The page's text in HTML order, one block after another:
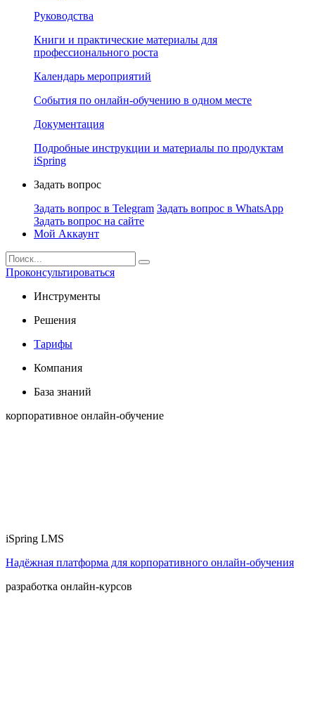
Руководства
Книги и практические материалы для
профессионального роста
Календарь мероприятий
События по онлайн-обучению в одном месте
Документация
Подробные инструкции и материалы по продуктам
iSpring
Задать вопрос
Задать вопрос в Telegram Задать вопрос в WhatsApp
Задать вопрос на сайте
Мой Аккаунт
Проконсультироваться
Инструменты
Решения
Тарифы
Компания
База знаний
корпоративное онлайн-обучение
iSpring LMS
Надёжная платформа для корпоративного онлайн‑обучения
разработка онлайн-курсов